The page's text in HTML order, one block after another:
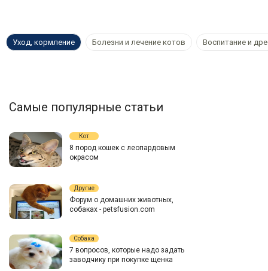
Уход, кормление Болезни и лечение котов Воспитание и
Самые популярные статьи
Кот
8 пород кошек с леопардовым
окрасом
Другие
Форум о домашних животных,
собаках - petsfusion.com
Собака
7 вопросов, которые надо задать
заводчику при покупке щенка